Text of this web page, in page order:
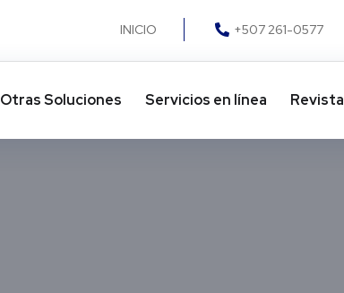
INICIO +507 261-0577
Otras Soluciones​ Servicios en línea Revista